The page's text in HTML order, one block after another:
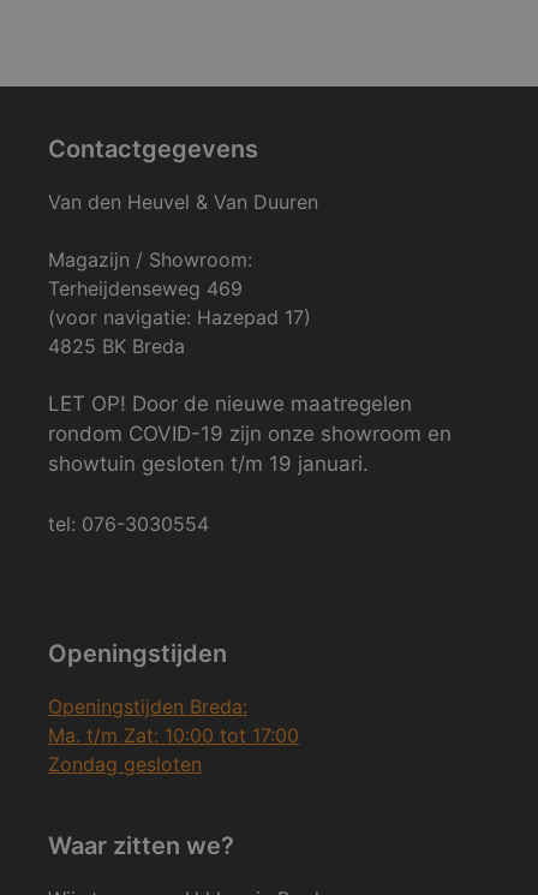
Contactgegevens
Van den Heuvel & Van Duuren
Magazijn / Showroom:
Terheijdenseweg 469
(voor navigatie: Hazepad 17)
4825 BK Breda
LET OP! Door de nieuwe maatregelen
rondom COVID-19 zijn onze showroom en
showtuin gesloten t/m 19 januari.
tel: 076-3030554
Openingstijden
Openingstijden Breda:
Ma. t/m Zat: 10:00 tot 17:00
Zondag gesloten
Waar zitten we?